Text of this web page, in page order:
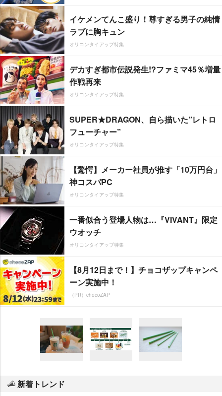
イケメンてんこ盛り！尊すぎる男子の純情
ラブに胸キュン
オリコンタイアップ特集
デカすぎ都市伝説発生!?ファミマ45％増量
作戦再来
オリコンタイアップ特集
SUPER★DRAGON、自ら描いた”レトロ
フューチャー”
オリコンタイアップ特集
【驚愕】メーカー社員が推す「10万円台」
神コスパPC
オリコンタイアップ特集
一番似合う登場人物は…『VIVANT』限定
ウオッチ
オリコンタイアップ特集
【8月12日まで！】チョコザップキャンペ
ーン実施中！
（PR）chocoZAP
新着トレンド